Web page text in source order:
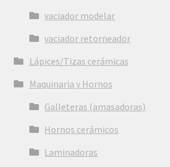
vaciador modelar
vaciador retorneador
Lápices/Tizas cerámicas
Maquinaria y Hornos
Galleteras (amasadoras)
Hornos cerámicos
Laminadoras